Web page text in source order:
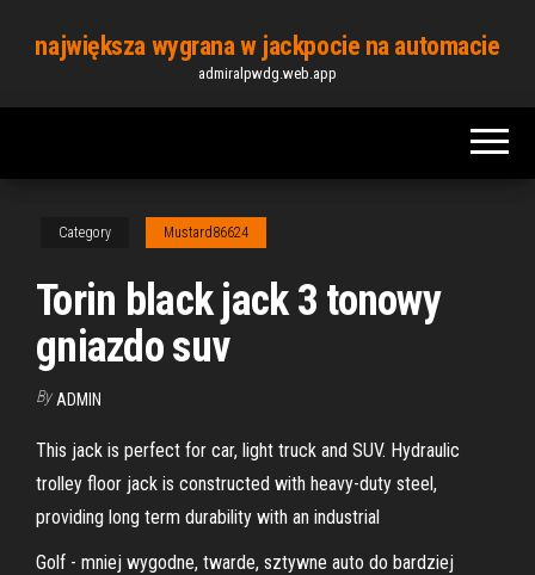
content
największa wygrana w jackpocie na automacie
admiralpwdg.web.app
Category Mustard86624
Torin black jack 3 tonowy
gniazdo suv
By ADMIN
This jack is perfect for car, light truck and SUV. Hydraulic
trolley floor jack is constructed with heavy-duty steel,
providing long term durability with an industrial
Golf - mniej wygodne, twarde, sztywne auto do bardziej